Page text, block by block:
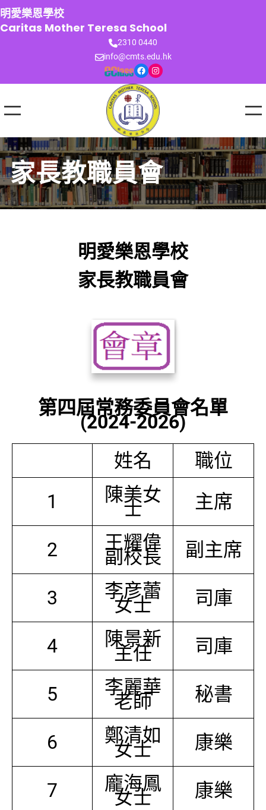
跳
至
主
明愛樂恩學校
Caritas Mother Teresa School
2310 0440
info@cmts.edu.hk
Facebook Instagram
家長教職員會
明愛樂恩學校
家長教職員會
第四屆常務委員會名單
(2024-2026)
姓名
職位
1
陳美女
士 主席
2 王耀偉
副校長 副主席
3 李彦蕾
女士 司庫
4 陳景新
主任 司庫
5 李麗華
老師 秘書
6 鄭清如
女士 康樂
7 龐海鳳
女士 康樂